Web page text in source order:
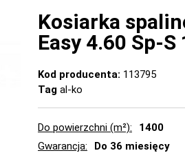
Kosiarka
Easy 4.60 Sp-S
Kod producenta: 113795
Tag al-ko
Do powierzchni (m²)
1400
Gwarancja
Do 36 miesięcy